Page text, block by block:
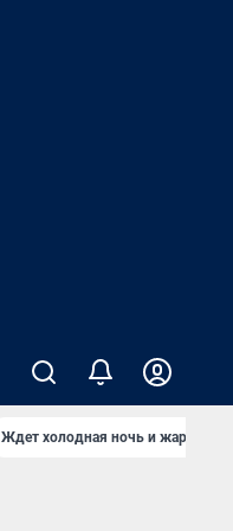
Ждет холодная ночь и жаркий